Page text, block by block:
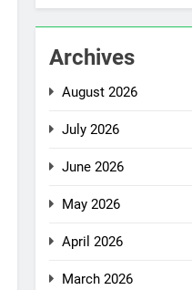
Archives
August 2026
July 2026
June 2026
May 2026
April 2026
March 2026